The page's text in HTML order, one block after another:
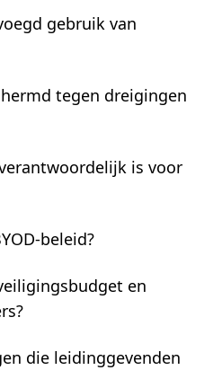
gebruik van
tegen dreigingen
is voor
beleid?
en
die leidinggevenden